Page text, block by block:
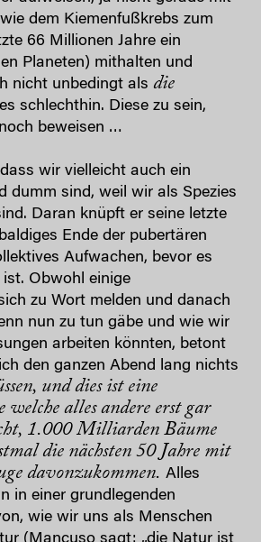
dem Kiemenfußkrebs zum
66 Millionen Jahre ein
Planeten) mithalten und
nicht unbedingt als die
schlechthin. Diese zu sein,
beweisen …
wir vielleicht auch ein
dumm sind, weil wir als Spezies
Daran knüpft er seine letzte
Ende der pubertären
Aufwachen, bevor es
Obwohl einige
zu Wort melden und danach
nun zu tun gäbe und wie wir
arbeiten könnten, betont
den ganzen Abend lang nichts
und dies ist eine
welche alles andere erst gar
1.000 Milliarden Bäume
die nächsten 50 Jahre mit
davonzukommen. Alles
in einer grundlegenden
wie wir uns als Menschen